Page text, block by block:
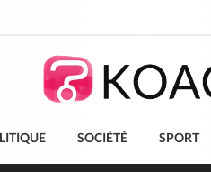
SOCIÉTÉ SPORT